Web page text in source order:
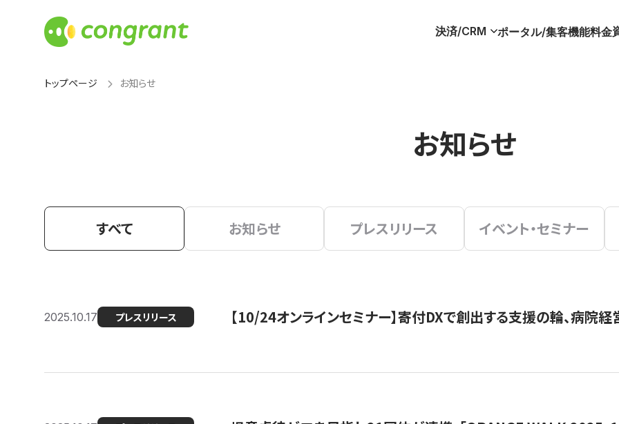
決済/CRM ポータル/集客機能料金
トップページ お知らせ
お知らせ
すべて お知らせ プレスリリース イベント・セミナー
2025.10.17 プレスリリース 【10/24オンラインセミナー】寄付DXで創出する支援の輪、病院